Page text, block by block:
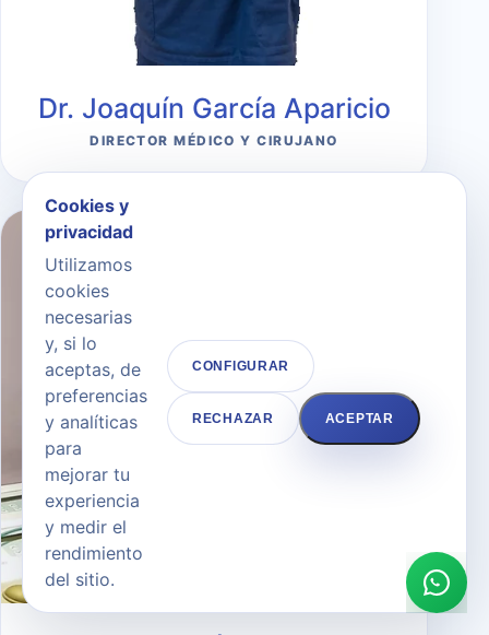
Dr. Joaquín García Aparicio
DIRECTOR MÉDICO Y CIRUJANO
Cookies y
privacidad
Utilizamos
cookies
necesarias
y, si lo
aceptas, de
preferencias
y analíticas
para
mejorar tu
experiencia
y medir el
rendimiento
del sitio.
CONFIGURAR
RECHAZAR ACEPTAR